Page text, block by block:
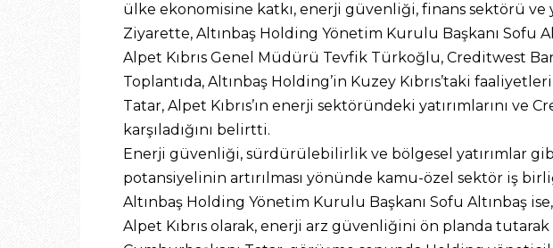
ülke ekonomisine katkı, enerji güvenliği, finans sektörü ve
Ziyarette, Altınbaş Holding Yönetim Kurulu Başkanı Sofu
Alpet Kıbrıs Genel Müdürü Tevfik Türkoğlu, Creditwest
Toplantıda, Altınbaş Holding’in Kuzey Kıbrıs’taki
Tatar, Alpet Kıbrıs’ın enerji sektöründeki yatırımlarını
karşıladığını belirtti.
Enerji güvenliği, sürdürülebilirlik ve bölgesel yatırımlar
potansiyelinin artırılması yönünde kamu-özel sektör iş
Altınbaş Holding Yönetim Kurulu Başkanı Sofu Altınbaş
Alpet Kıbrıs olarak, enerji arz güvenliğini ön planda